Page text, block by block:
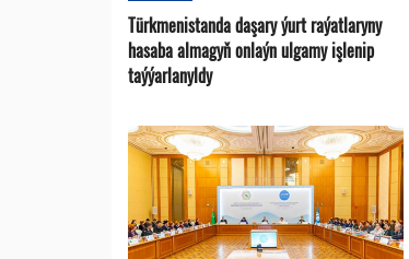
Türkmenistanda daşary ýurt raýatlaryny
hasaba almagyň onlaýn ulgamy işlenip
taýýarlanyldy